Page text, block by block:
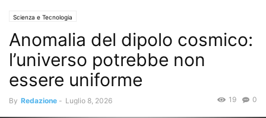
Scienza e Tecnologia
Anomalia del dipolo cosmico:
l’universo potrebbe non
essere uniforme
By Redazione - Luglio 8, 2026 0
19